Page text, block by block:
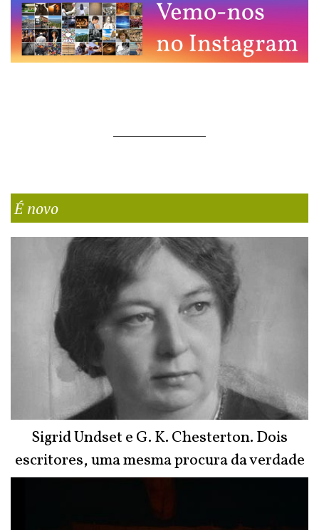
É novo
Sigrid Undset e G. K. Chesterton. Dois
escritores, uma mesma procura da verdade